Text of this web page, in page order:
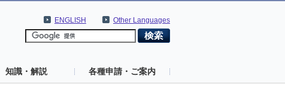
Other Languages
ENGLISH
知識・解説 各種申請・ご案内